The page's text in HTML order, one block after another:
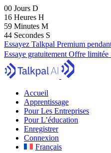
00 Jours D
16 Heures H
59 Minutes M
43 Secondes S
Essayez Talkpal Premium
Essaye gratuitement Offre limitée
Accueil
Apprentissage
Pour Les Entreprises
Pour L’éducation
Enregistrer
Connexion
Français